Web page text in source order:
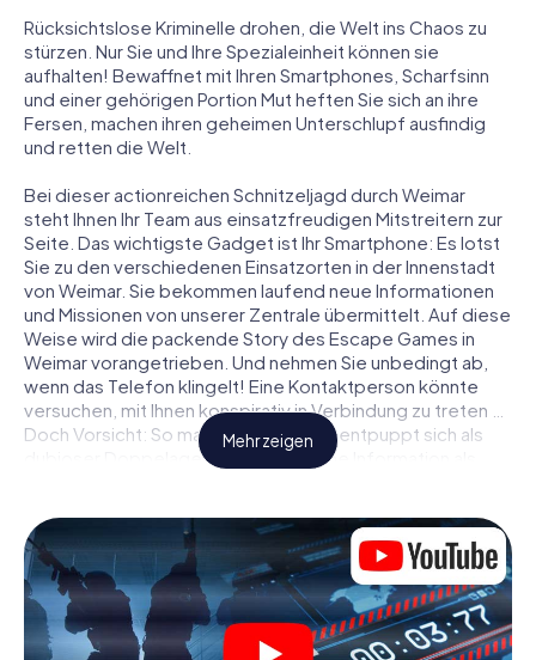
Rücksichtslose Kriminelle drohen, die Welt ins Chaos zu
stürzen. Nur Sie und Ihre Spezialeinheit können sie
aufhalten! Bewaffnet mit Ihren Smartphones, Scharfsinn
und einer gehörigen Portion Mut heften Sie sich an ihre
Fersen, machen ihren geheimen Unterschlupf ausfindig
und retten die Welt.
Bei dieser actionreichen Schnitzeljagd durch Weimar
steht Ihnen Ihr Team aus einsatzfreudigen Mitstreitern zur
Seite. Das wichtigste Gadget ist Ihr Smartphone: Es lotst
Sie zu den verschiedenen Einsatzorten in der Innenstadt
von Weimar. Sie bekommen laufend neue Informationen
und Missionen von unserer Zentrale übermittelt. Auf diese
Weise wird die packende Story des Escape Games in
Weimar vorangetrieben. Und nehmen Sie unbedingt ab,
wenn das Telefon klingelt! Eine Kontaktperson könnte
versuchen, mit Ihnen konspirativ in Verbindung zu treten …
Doch Vorsicht: So mancher Informant entpuppt sich als
dubioser Doppelagent und so manche Information als
Sie niemandem!
Anders als in einem klassischen Escape Room in Weimar
sind Sie also nicht in ein Zimmer eingesperrt, aus dem Sie
sich in einem vorgegebenen Zeitfenster befreien
müssen. Diese Smartphone Schnitzeljagd erklärt ganz
Mehr zeigen